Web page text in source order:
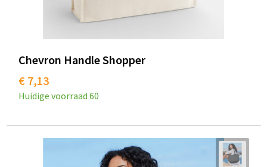
Chevron Handle Shopper
€ 7,13
Huidige voorraad 60